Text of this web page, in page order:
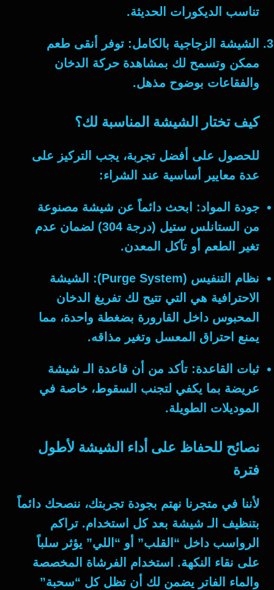
تناسب الديكورات الحديثة.
الشيشة الزجاجية بالكامل: توفر أنقى طعم
ممكن وتسمح لك بمشاهدة حركة الدخان
والفقاعات بوضوح مذهل.
كيف تختار الشيشة المناسبة لك؟
للحصول على أفضل تجربة، يجب التركيز على
عدة معايير أساسية عند الشراء:
جودة المواد: ابحث دائماً عن شيشة مصنوعة
من الستانلس ستيل (درجة 304) لضمان عدم
تغير الطعم أو تآكل المعدن.
نظام التنفيس (Purge System):
الشيشة
الاحترافية هي التي تتيح لك تفريغ الدخان
المحبوس داخل القارورة بضغطة واحدة، مما
يمنع احتراق المعسل وتغير مذاقه.
ثبات القاعدة: تأكد من أن قاعدة الـ شيشة
عريضة بما يكفي لتجنب السقوط، خاصة في
الموديلات الطويلة.
نصائح للحفاظ على أداء الشيشة لأطول
فترة
لأننا في متجرنا نهتم بجودة تجربتك، ننصحك دائماً
بتنظيف الـ شيشة بعد كل استخدام. تراكم
الرواسب داخل “القلب” أو “اللي” يؤثر سلباً
على نقاء النكهة. استخدام الفرشاة المخصصة
والماء الفاتر يضمن لك أن تظل كل “سحبة”